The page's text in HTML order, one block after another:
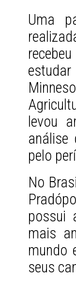
Uma
levou
análise
pelo
No
possui
mais
mundo
seus